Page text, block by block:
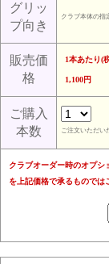
グリッ
プ向き
クラブ本体の指
販売価
格
1本あたり(
1,100円
ご購入
本数
ご注文いただい
クラブオーダー時のオプシ
を上記価格で承るものでは